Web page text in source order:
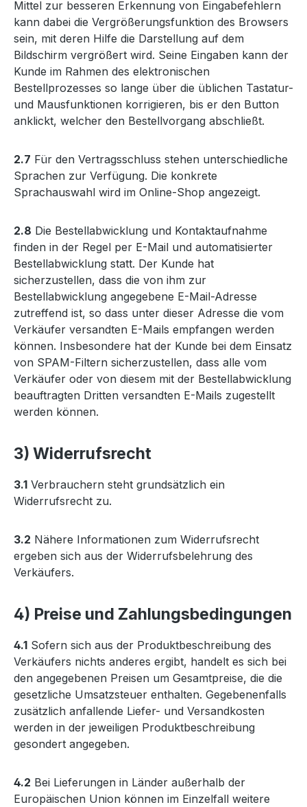
Mittel zur besseren Erkennung von Eingabefehlern
kann dabei die Vergrößerungsfunktion des Browsers
sein, mit deren Hilfe die Darstellung auf dem
Bildschirm vergrößert wird. Seine Eingaben kann der
Kunde im Rahmen des elektronischen
Bestellprozesses so lange über die üblichen Tastatur-
und Mausfunktionen korrigieren, bis er den Button
anklickt, welcher den Bestellvorgang abschließt.
2.7 Für den Vertragsschluss stehen unterschiedliche
Sprachen zur Verfügung. Die konkrete
Sprachauswahl wird im Online-Shop angezeigt.
2.8 Die Bestellabwicklung und Kontaktaufnahme
finden in der Regel per E-Mail und automatisierter
Bestellabwicklung statt. Der Kunde hat
sicherzustellen, dass die von ihm zur
Bestellabwicklung angegebene E-Mail-Adresse
zutreffend ist, so dass unter dieser Adresse die vom
Verkäufer versandten E-Mails empfangen werden
können. Insbesondere hat der Kunde bei dem Einsatz
von SPAM-Filtern sicherzustellen, dass alle vom
Verkäufer oder von diesem mit der Bestellabwicklung
beauftragten Dritten versandten E-Mails zugestellt
werden können.
3) Widerrufsrecht
3.1 Verbrauchern steht grundsätzlich ein
Widerrufsrecht zu.
3.2 Nähere Informationen zum Widerrufsrecht
ergeben sich aus der Widerrufsbelehrung des
Verkäufers.
4) Preise und Zahlungsbedingungen
4.1 Sofern sich aus der Produktbeschreibung des
Verkäufers nichts anderes ergibt, handelt es sich bei
den angegebenen Preisen um Gesamtpreise, die die
gesetzliche Umsatzsteuer enthalten. Gegebenenfalls
zusätzlich anfallende Liefer- und Versandkosten
werden in der jeweiligen Produktbeschreibung
gesondert angegeben.
4.2 Bei Lieferungen in Länder außerhalb der
Europäischen Union können im Einzelfall weitere